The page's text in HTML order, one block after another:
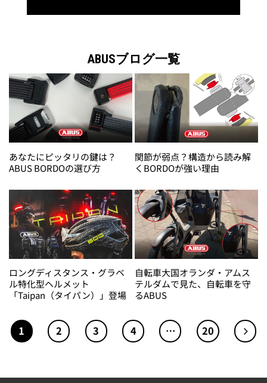
ABUSブログ一覧
あなたにピッタリの鍵は？
ABUS BORDOの選び方
関節が弱点？構造から読み解
くBORDOが強い理由
ロングディスタンス・グラベ
ル特化型ヘルメット
「Taipan（タイパン）」登場
自転車大国オランダ・アムス
テルダムで見た、自転車を守
るABUS
1 2 3 4 … 20